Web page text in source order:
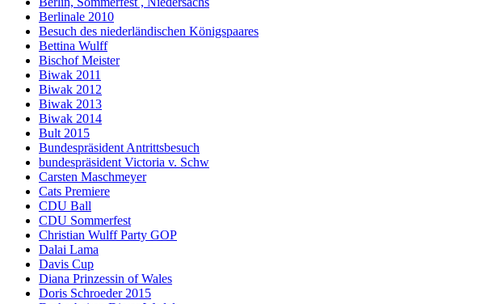
Berlinale 2010
Besuch des niederländischen Königspaares
Bettina Wulff
Bischof Meister
Biwak 2011
Biwak 2012
Biwak 2013
Biwak 2014
Bult 2015
Bundespräsident Antrittsbesuch
bundespräsident Victoria v. Schw
Carsten Maschmeyer
Cats Premiere
CDU Ball
CDU Sommerfest
Christian Wulff Party GOP
Dalai Lama
Davis Cup
Diana Prinzessin of Wales
Doris Schroeder 2015